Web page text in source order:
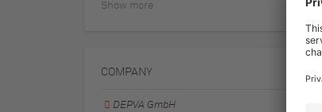
Show more
COMPANY
DEPVA GmbH